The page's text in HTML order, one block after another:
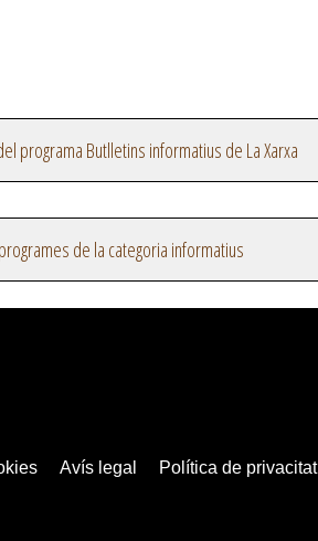
programa Butlletins informatius de La Xarxa
de la categoria informatius
Avís legal Política de privacitat